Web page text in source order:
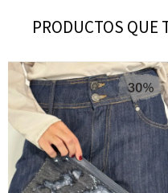
PRODUCTOS QUE